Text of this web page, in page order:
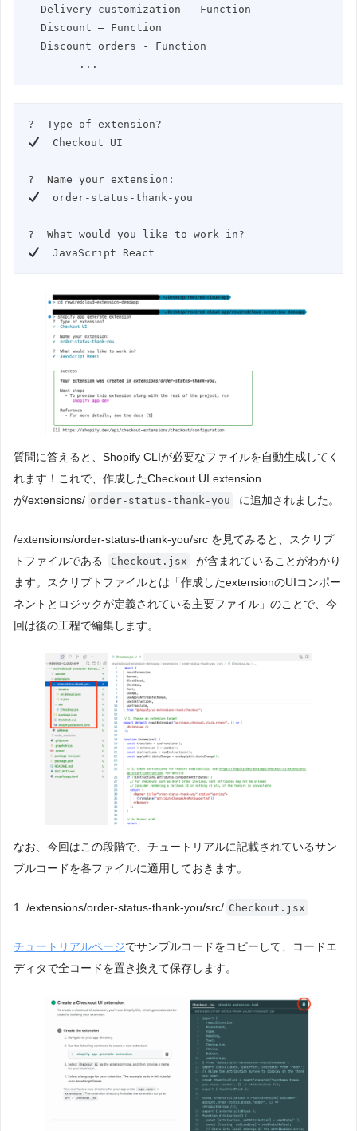
	...
  Checkout UI
  order-status-thank-you
  JavaScript React
質問に答えると、Shopify CLIが必要なファイルを自動生成してく
れます！これで、作成したCheckout UI extension
が/extensions/ order-status-thank-you に追加されました。
/extensions/order-status-thank-you/src を見てみると、スクリプ
トファイルである
Checkout.jsx
が含まれていることがわかり
ます。スクリプトファイルとは「作成したextensionのUIコンポー
ネントとロジックが定義されている主要ファイル」のことで、今
回は後の工程で編集します。
なお、今回はこの段階で、チュートリアルに記載されているサン
プルコードを各ファイルに適用しておきます。
1. /extensions/order-status-thank-you/src/ Checkout.jsx
チュートリアルページでサンプルコードをコピーして、コードエ
ディタで全コードを置き換えて保存します。